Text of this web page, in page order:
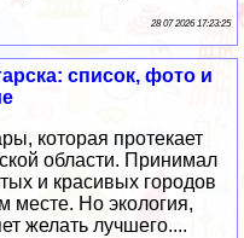
28 07 2026 17:23:25
список, фото и
которая протекает
области. Принимал
и красивых городов
месте. Но экология,
желать лучшего....